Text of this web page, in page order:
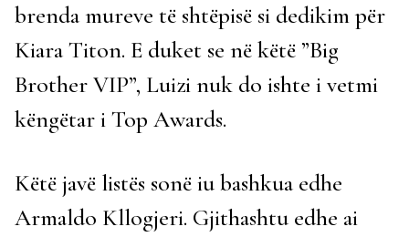
brenda mureve të shtëpisë si dedikim për
Kiara Titon. E duket se në këtë ”Big
Brother VIP”, Luizi nuk do ishte i vetmi
këngëtar i Top Awards.
Këtë javë listës sonë iu bashkua edhe
Armaldo Kllogjeri. Gjithashtu edhe ai